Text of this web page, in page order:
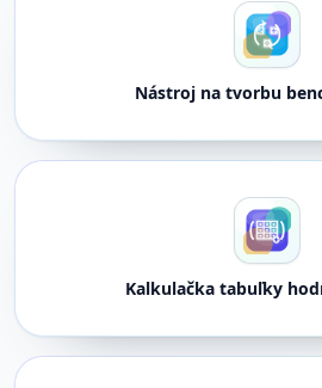
Nástroj na tvorbu
Kalkulačka tabuľky